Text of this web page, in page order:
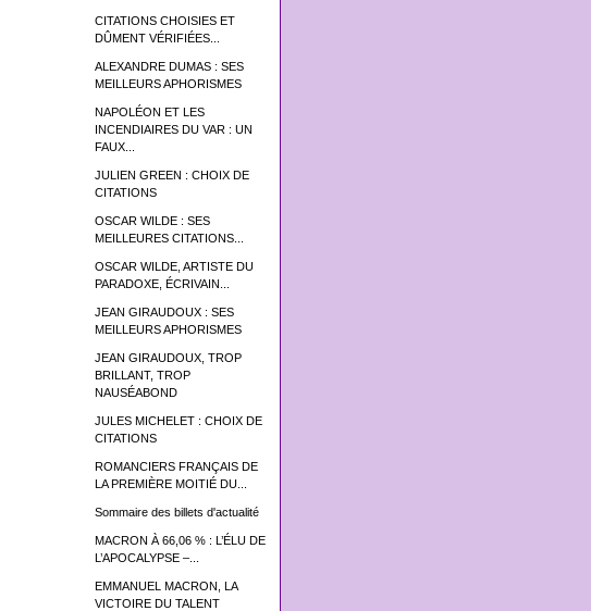
CITATIONS CHOISIES ET
DÛMENT VÉRIFIÉES...
ALEXANDRE DUMAS : SES
MEILLEURS APHORISMES
NAPOLÉON ET LES
INCENDIAIRES DU VAR : UN
FAUX...
JULIEN GREEN : CHOIX DE
CITATIONS
OSCAR WILDE : SES
MEILLEURES CITATIONS...
OSCAR WILDE, ARTISTE DU
PARADOXE, ÉCRIVAIN...
JEAN GIRAUDOUX : SES
MEILLEURS APHORISMES
JEAN GIRAUDOUX, TROP
BRILLANT, TROP
NAUSÉABOND
JULES MICHELET : CHOIX DE
CITATIONS
ROMANCIERS FRANÇAIS DE
LA PREMIÈRE MOITIÉ DU...
Sommaire des billets d'actualité
MACRON À 66,06 % : L’ÉLU DE
L’APOCALYPSE –...
EMMANUEL MACRON, LA
VICTOIRE DU TALENT